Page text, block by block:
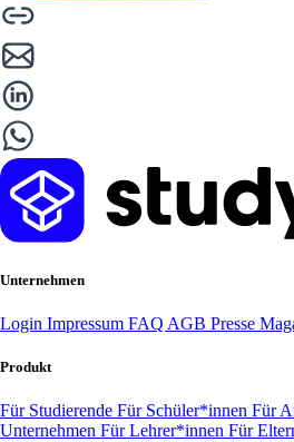
Unternehmen
Login Impressum FAQ AGB Presse
Produkt
Für Studierende Für Schüler*innen Für
Unternehmen Für Lehrer*innen Für